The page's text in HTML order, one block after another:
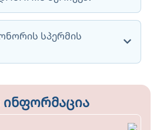
სპერმის